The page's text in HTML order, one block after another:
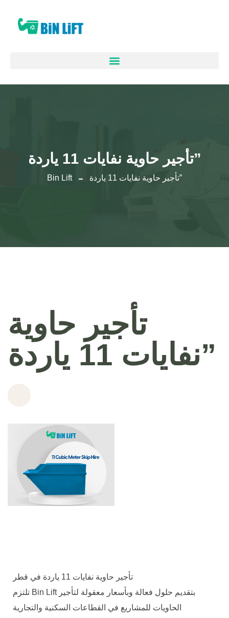
تأجير حاوية نفايات 11 ياردة”
Bin Lift تأجير حاوية نفايات 11 ياردة”
تأجير حاوية
نفايات 11 ياردة”
تأجير حاوية نفايات 11 ياردة في قطر
تلتزم Bin Lift بتقديم حلول فعالة وبأسعار معقولة لتأجير
الحاويات للمشاريع في القطاعات السكنية والتجارية